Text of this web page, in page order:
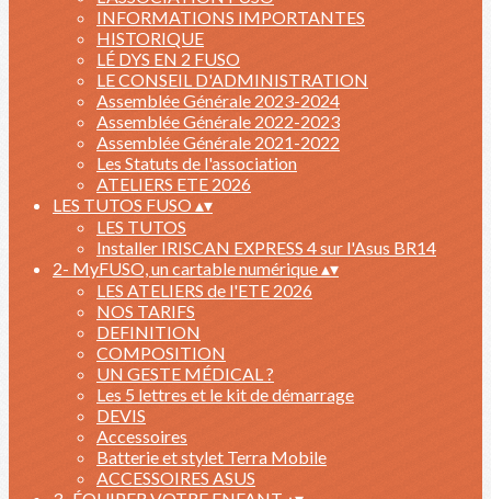
INFORMATIONS IMPORTANTES
HISTORIQUE
LÉ DYS EN 2 FUSO
LE CONSEIL D'ADMINISTRATION
Assemblée Générale 2023-2024
Assemblée Générale 2022-2023
Assemblée Générale 2021-2022
Les Statuts de l'association
ATELIERS ETE 2026
LES TUTOS FUSO ▴▾
LES TUTOS
Installer IRISCAN EXPRESS 4 sur l'Asus BR14
2- MyFUSO, un cartable numérique▴▾
LES ATELIERS de l'ETE 2026
NOS TARIFS
DEFINITION
COMPOSITION
UN GESTE MÉDICAL ?
Les 5 lettres et le kit de démarrage
DEVIS
Accessoires
Batterie et stylet Terra Mobile
ACCESSOIRES ASUS